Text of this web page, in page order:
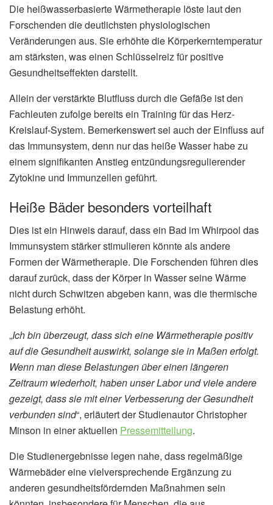
Die heißwasserbasierte Wärmetherapie löste laut den
Forschenden die deutlichsten physiologischen
Veränderungen aus. Sie erhöhte die Körperkerntemperatur
am stärksten, was einen Schlüsselreiz für positive
Gesundheitseffekten darstellt.
Allein der verstärkte Blutfluss durch die Gefäße ist den
Fachleuten zufolge bereits ein Training für das Herz-
Kreislauf-System. Bemerkenswert sei auch der Einfluss auf
das Immunsystem, denn nur das heiße Wasser habe zu
einem signifikanten Anstieg entzündungsregulierender
Zytokine und Immunzellen geführt.
Heiße Bäder besonders vorteilhaft
Dies ist ein Hinweis darauf, dass ein Bad im Whirpool das
Immunsystem stärker stimulieren könnte als andere
Formen der Wärmetherapie. Die Forschenden führen dies
darauf zurück, dass der Körper in Wasser seine Wärme
nicht durch Schwitzen abgeben kann, was die thermische
Belastung erhöht.
„Ich bin überzeugt, dass sich eine Wärmetherapie positiv
auf die Gesundheit auswirkt, solange sie in Maßen erfolgt.
Wenn man diese Belastungen über einen längeren
Zeitraum wiederholt, haben unser Labor und viele andere
gezeigt, dass sie mit einer Verbesserung der Gesundheit
verbunden sind“, erläutert der Studienautor Christopher
Minson in einer aktuellen Pressemitteilung.
Die Studienergebnisse legen nahe, dass regelmäßige
Wärmebäder eine vielversprechende Ergänzung zu
anderen gesundheitsfördernden Maßnahmen sein